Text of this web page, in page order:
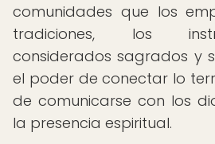
comunidades que los
tradiciones, los
considerados sagrados y
el poder de conectar lo
de comunicarse con los
la presencia espiritual.